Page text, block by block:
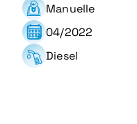
Manuelle
04/2022
Diesel